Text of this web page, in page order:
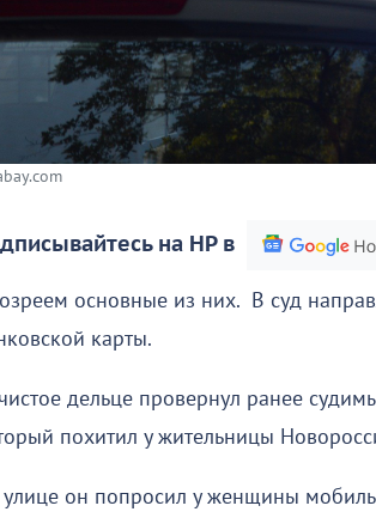
на НР в
основные из них. В суд
карты.
дельце провернул ранее
похитил у жительницы
он попросил у женщины